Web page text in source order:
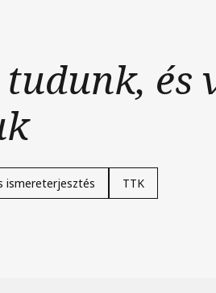
ismereterjesztés TTK